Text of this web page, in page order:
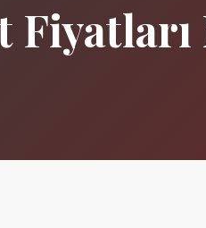
Fiyatları